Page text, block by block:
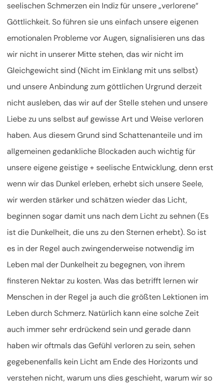
seelischen Schmerzen ein Indiz für unsere „verlorene“
Göttlichkeit. So führen sie uns einfach unsere eigenen
emotionalen Probleme vor Augen, signalisieren uns das
wir nicht in unserer Mitte stehen, das wir nicht im
Gleichgewicht sind (Nicht im Einklang mit uns selbst)
und unsere Anbindung zum göttlichen Urgrund derzeit
nicht ausleben, das wir auf der Stelle stehen und unsere
Liebe zu uns selbst auf gewisse Art und Weise verloren
haben. Aus diesem Grund sind Schattenanteile und im
allgemeinen gedankliche Blockaden auch wichtig für
unsere eigene geistige + seelische Entwicklung, denn erst
wenn wir das Dunkel erleben, erhebt sich unsere Seele,
wir werden stärker und schätzen wieder das Licht,
beginnen sogar damit uns nach dem Licht zu sehnen (Es
ist die Dunkelheit, die uns zu den Sternen erhebt). So ist
es in der Regel auch zwingenderweise notwendig im
Leben mal der Dunkelheit zu begegnen, von ihrem
finsteren Nektar zu kosten. Was das betrifft lernen wir
Menschen in der Regel ja auch die größten Lektionen im
Leben durch Schmerz. Natürlich kann eine solche Zeit
auch immer sehr erdrückend sein und gerade dann
haben wir oftmals das Gefühl verloren zu sein, sehen
gegebenenfalls kein Licht am Ende des Horizonts und
verstehen nicht, warum uns dies geschieht, warum wir so